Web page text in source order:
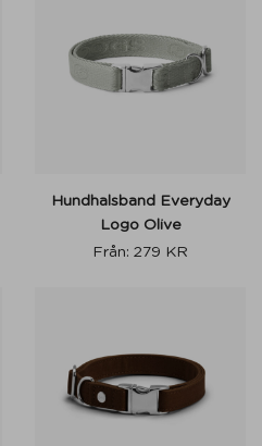
Hundhalsband Everyday
Logo Olive
Från: 279 KR